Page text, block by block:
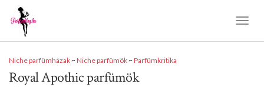
Niche parfümházak~Niche parfümök~Parfümkritika
Royal Apothic parfümök